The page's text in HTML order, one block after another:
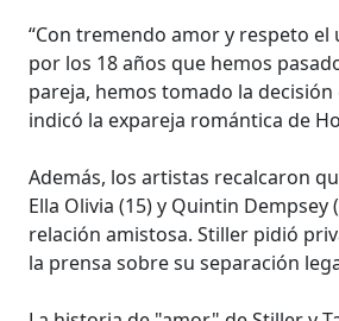
“Con tremendo amor y respeto
por los 18 años que hemos
pareja, hemos tomado la decisión
indicó la expareja romántica de
Además, los artistas recalcaron
Ella Olivia (15) y Quintin Dempsey
relación amistosa. Stiller pidió
la prensa sobre su separación